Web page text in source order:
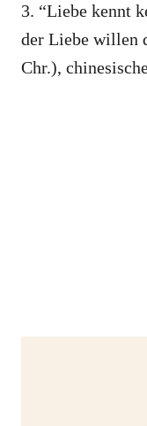
3. “Liebe kennt
der Liebe willen
Chr.),